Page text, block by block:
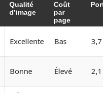
Qualité
d’image
Coût
par
page
Excellente Bas
Bonne Élevé